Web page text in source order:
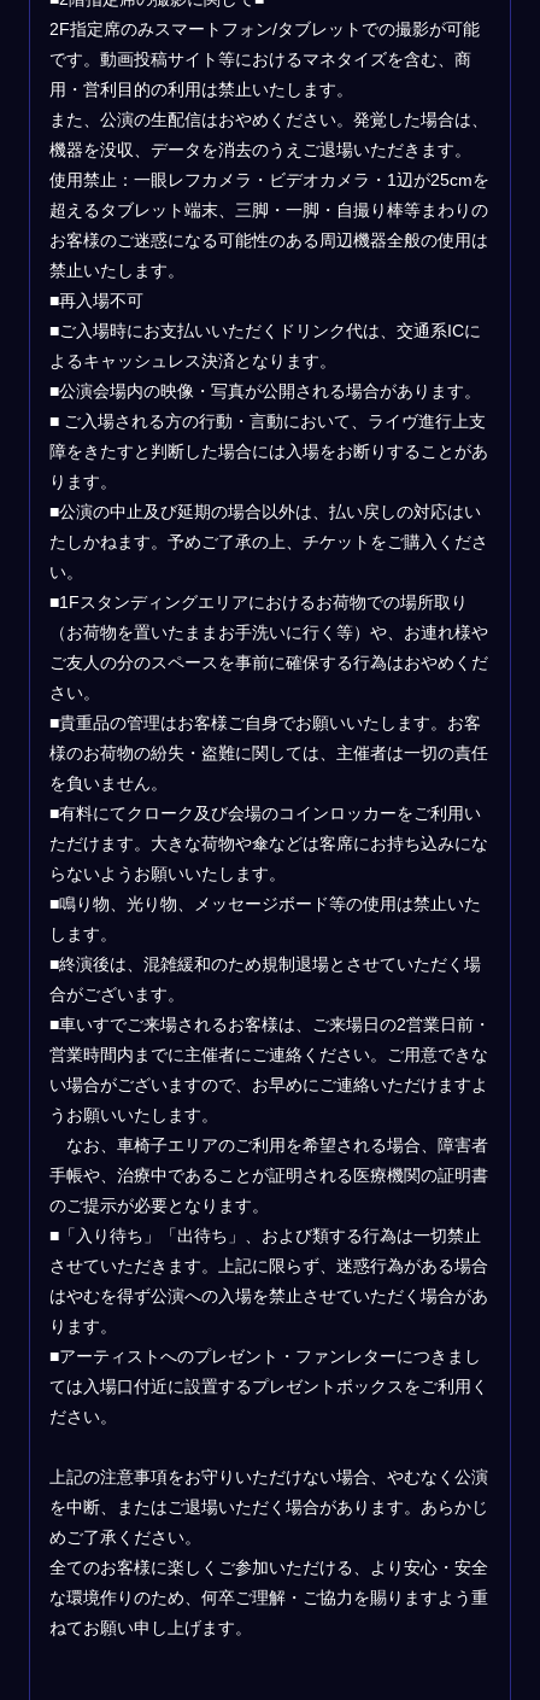
2F指定席のみスマートフォン/タブレットでの撮影が可能
です。動画投稿サイト等におけるマネタイズを含む、商
用・営利目的の利用は禁止いたします。
また、公演の生配信はおやめください。発覚した場合は、
機器を没収、データを消去のうえご退場いただきます。
使用禁止：一眼レフカメラ・ビデオカメラ・1辺が25cmを
超えるタブレット端末、三脚・一脚・自撮り棒等まわりの
お客様のご迷惑になる可能性のある周辺機器全般の使用は
禁止いたします。
■再入場不可
■ご入場時にお支払いいただくドリンク代は、交通系ICに
よるキャッシュレス決済となります。
■公演会場内の映像・写真が公開される場合があります。
■ ご入場される方の行動・言動において、ライヴ進行上支
障をきたすと判断した場合には入場をお断りすることがあ
ります。
■公演の中止及び延期の場合以外は、払い戻しの対応はい
たしかねます。予めご了承の上、チケットをご購入くださ
い。
■1Fスタンディングエリアにおけるお荷物での場所取り
（お荷物を置いたままお手洗いに行く等）や、お連れ様や
ご友人の分のスペースを事前に確保する行為はおやめくだ
さい。
■貴重品の管理はお客様ご自身でお願いいたします。お客
様のお荷物の紛失・盗難に関しては、主催者は一切の責任
を負いません。
■有料にてクローク及び会場のコインロッカーをご利用い
ただけます。大きな荷物や傘などは客席にお持ち込みにな
らないようお願いいたします。
■鳴り物、光り物、メッセージボード等の使用は禁止いた
します。
■終演後は、混雑緩和のため規制退場とさせていただく場
合がございます。
■車いすでご来場されるお客様は、ご来場日の2営業日前・
営業時間内までに主催者にご連絡ください。ご用意できな
い場合がございますので、お早めにご連絡いただけますよ
うお願いいたします。
なお、車椅子エリアのご利用を希望される場合、障害者
手帳や、治療中であることが証明される医療機関の証明書
のご提示が必要となります。
■「入り待ち」「出待ち」、および類する行為は一切禁止
させていただきます。上記に限らず、迷惑⾏為がある場合
はやむを得ず公演への⼊場を禁⽌させていただく場合があ
ります。
■アーティストへのプレゼント・ファンレターにつきまし
ては入場口付近に設置するプレゼントボックスをご利用く
ださい。
上記の注意事項をお守りいただけない場合、やむなく公演
を中断、またはご退場いただく場合があります。あらかじ
めご了承ください。
全てのお客様に楽しくご参加いただける、より安心・安全
な環境作りのため、何卒ご理解・ご協力を賜りますよう重
ねてお願い申し上げます。